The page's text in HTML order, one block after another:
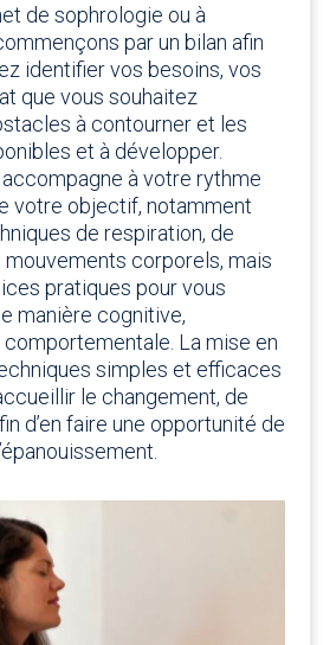
de sophrologie ou à
par un bilan afin
identifier vos besoins, vos
que vous souhaitez
à contourner et les
et à développer.
accompagne à votre rythme
votre objectif, notamment
de respiration, de
mouvements corporels, mais
pratiques pour vous
manière cognitive,
La mise en
simples et efficaces
le changement, de
d’en faire une opportunité de